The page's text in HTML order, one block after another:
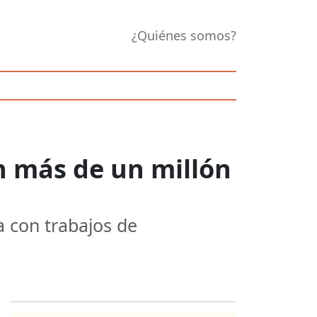
¿Quiénes somos?
más de un millón
con trabajos de